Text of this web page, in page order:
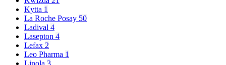
Kytta 1
La Roche Posay 50
Ladival 4
Lasepton 4
Lefax 2
Leo Pharma 1